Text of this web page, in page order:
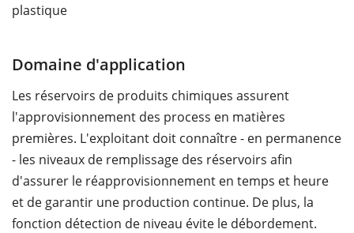
plastique
Domaine d'application
Les réservoirs de produits chimiques assurent
l'approvisionnement des process en matières
premières. L'exploitant doit connaître - en permanence
- les niveaux de remplissage des réservoirs afin
d'assurer le réapprovisionnement en temps et heure
et de garantir une production continue. De plus, la
fonction détection de niveau évite le débordement.